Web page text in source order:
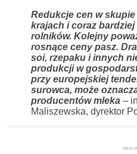
Redukcje cen w
krajach i coraz
rolników. Kolejny
rosnące ceny pasz.
soi, rzepaku i innych
produkcji w
przy europejskiej
surowca, może
producentów mleka –
Maliszewska, dyrektor